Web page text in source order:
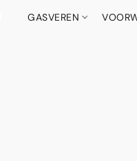
GASVEREN